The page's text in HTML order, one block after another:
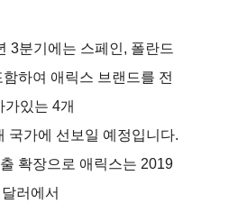
3분기에는 스페인, 폴란드
하여 애릭스 브랜드를 전
가있는 4개
국가에 선보일 예정입니다.
확장으로 애릭스는 2019
러에서